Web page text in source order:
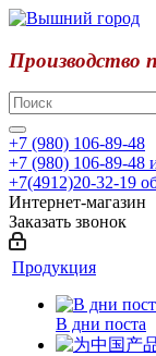
Производство
+7 (980) 106-89-48
+7 (980) 106-89-48
+7(4912)20-32-19
Интернет-магазин
Заказать звонок
Продукция
В дни поста